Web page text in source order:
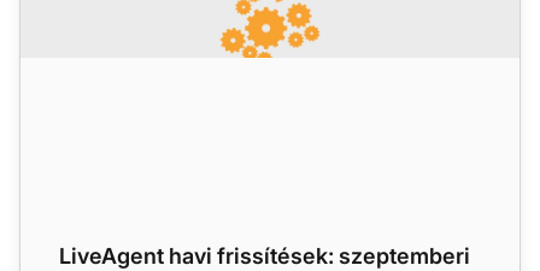
LiveAgent havi frissítések: szeptemberi